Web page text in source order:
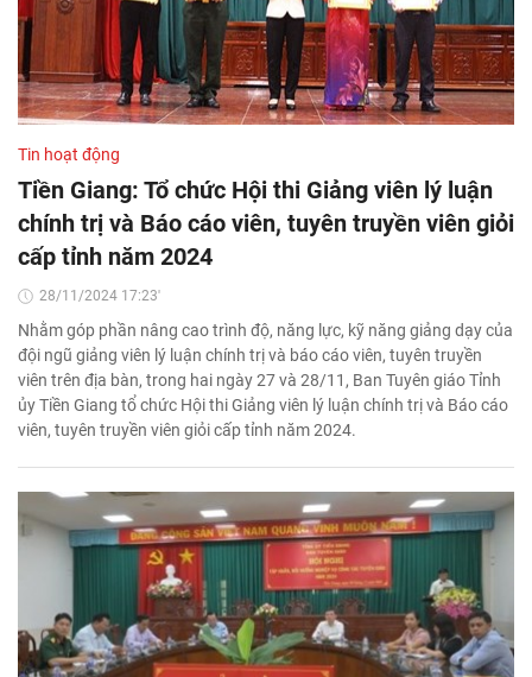
Tin hoạt động
Tiền Giang: Tổ chức Hội thi Giảng viên lý luận
chính trị và Báo cáo viên, tuyên truyền viên giỏi
cấp tỉnh năm 2024
28/11/2024 17:23'
Nhằm góp phần nâng cao trình độ, năng lực, kỹ năng giảng dạy của
đội ngũ giảng viên lý luận chính trị và báo cáo viên, tuyên truyền
viên trên địa bàn, trong hai ngày 27 và 28/11, Ban Tuyên giáo Tỉnh
ủy Tiền Giang tổ chức Hội thi Giảng viên lý luận chính trị và Báo cáo
viên, tuyên truyền viên giỏi cấp tỉnh năm 2024.